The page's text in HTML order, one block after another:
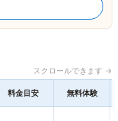
スクロールできます →
料金目安 無料体験